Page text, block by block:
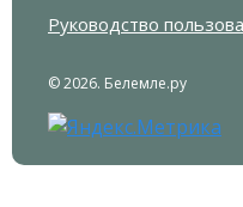
Руководство
© 2026. Белемле.ру